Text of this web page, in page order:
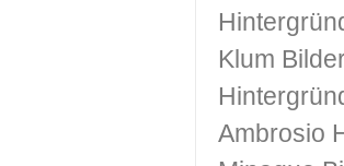
Klum
Ambrosio